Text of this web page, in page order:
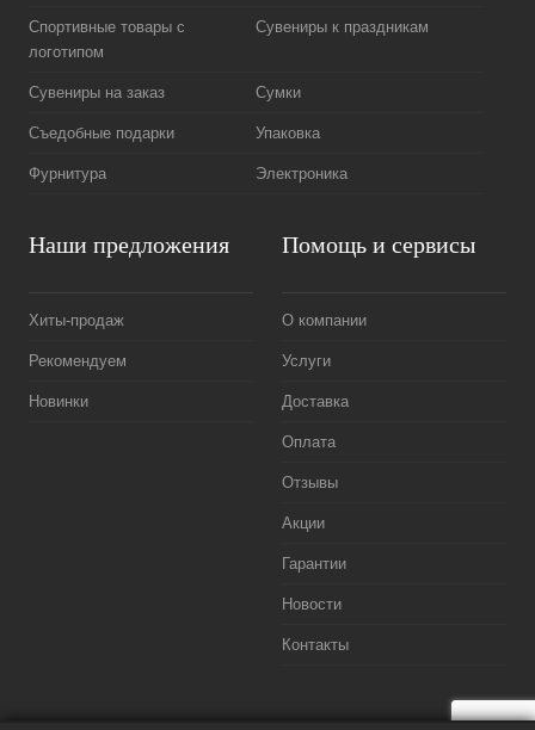
Спортивные товары с
логотипом
Сувениры к праздникам
Сувениры на заказ Сумки
Съедобные подарки Упаковка
Фурнитура Электроника
Наши предложения
Хиты-продаж
Рекомендуем
Новинки
Помощь и сервисы
О компании
Услуги
Доставка
Оплата
Отзывы
Акции
Гарантии
Новости
Контакты